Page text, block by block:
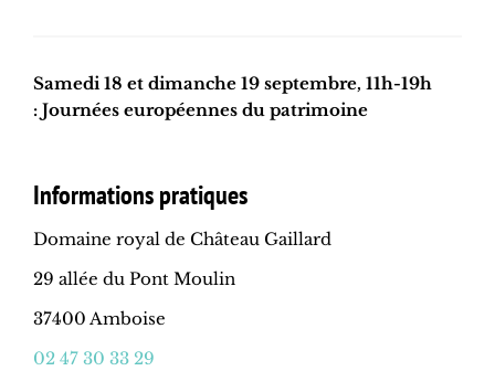
Samedi 18 et dimanche 19 septembre, 11h-19h
: Journées européennes du patrimoine
Informations pratiques
Domaine royal de Château Gaillard
29 allée du Pont Moulin
37400 Amboise
02 47 30 33 29